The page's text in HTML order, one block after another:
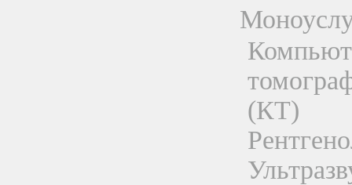
(КТ)